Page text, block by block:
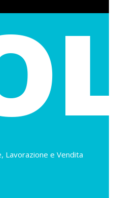
Lavorazione e Vendita